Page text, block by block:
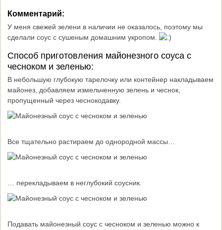
Комментарий:
У меня свежей зелени в наличии не оказалось, поэтому мы
сделали соус с сушеным домашним укропом.
Способ приготовления майонезного соуса с
чесноком и зеленью:
В небольшую глубокую тарелочку или контейнер накладываем
майонез, добавляем измельченную зелень и чеснок,
пропущенный через чеснокодавку.
Все тщательно растираем до однородной массы…
… перекладываем в неглубокий соусник.
Подавать майонезный соус с чесноком и зеленью можно к